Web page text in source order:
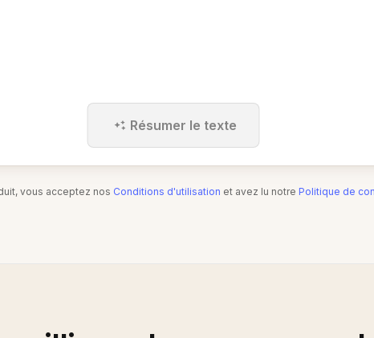
Résumer le texte
vous acceptez nos Conditions d'utilisation et avez lu notre Politique de